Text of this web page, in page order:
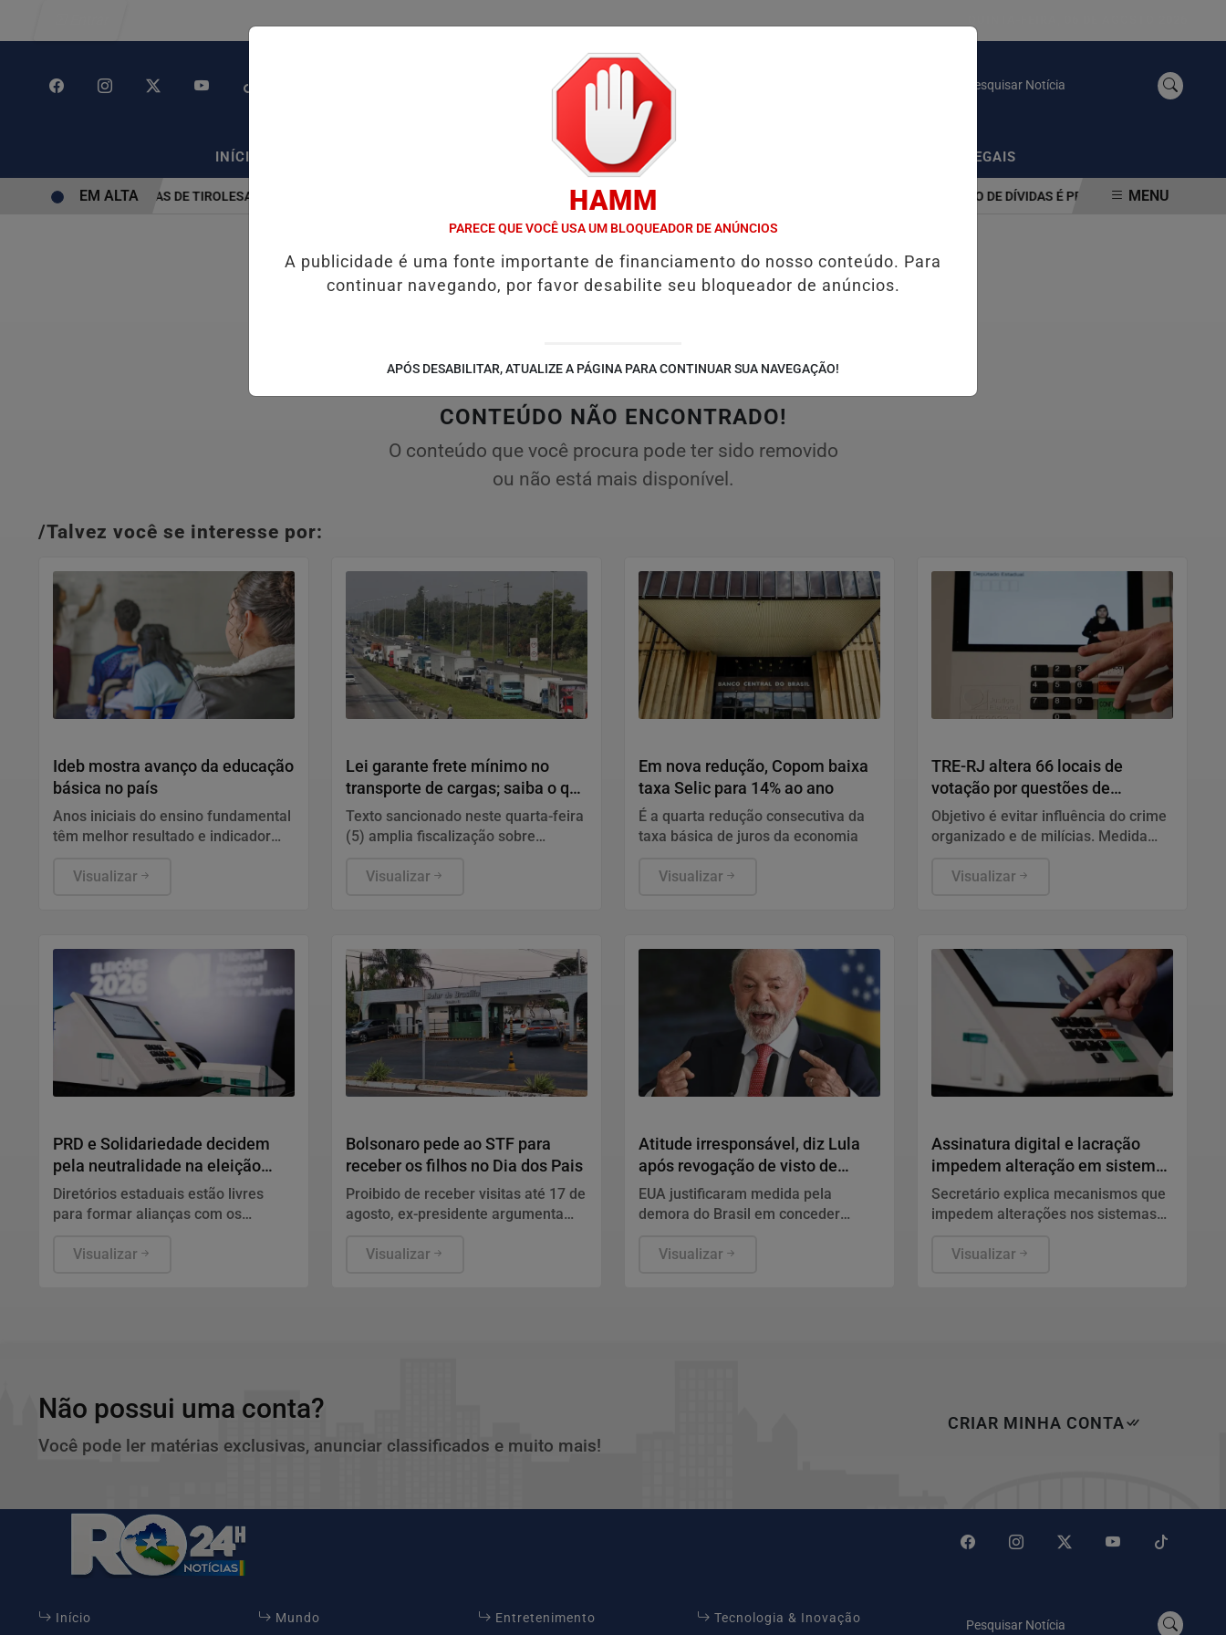
Pesquisar Notícia
INÍCIO / INTERIOR / PUBLICAÇÕES LEGAIS
SUSPENSÃO DE OBRAS DE TIROLESA NO PÃO DE AÇÚCAR PIX PENSÃO ALIMENTÍCIA: ENTENDA O QUE É E COMO SOLICITAR PROGRAMA DE RENEGOCIAÇÃO DE DÍVIDAS É PRORROGADO ATÉ 31 DE
EM ALTA MENU
CONTEÚDO NÃO ENCONTRADO!
O conteúdo que você procura pode ter sido removido
ou não está mais disponível.
/Talvez você se interesse por:
Ideb mostra avanço da educação
básica no país
Anos iniciais do ensino fundamental
têm melhor resultado e indicador
Visualizar
Lei garante frete mínimo no
transporte de cargas; saiba o que
muda
Texto sancionado neste quarta-feira
(5) amplia fiscalização sobre
Visualizar
Em nova redução, Copom baixa
taxa Selic para 14% ao ano
É a quarta redução consecutiva da
taxa básica de juros da economia
Visualizar
TRE-RJ altera 66 locais de
votação por questões de
segurança
Objetivo é evitar influência do crime
organizado e de milícias. Medida
de 20 das 92 cidades fluminenses.
Visualizar
PRD e Solidariedade decidem
pela neutralidade na eleição
presidencial
Diretórios estaduais estão livres
para formar alianças com os
Visualizar
Bolsonaro pede ao STF para
receber os filhos no Dia dos Pais
Proibido de receber visitas até 17 de
agosto, ex-presidente argumenta
humanitário.
Visualizar
Atitude irresponsável, diz Lula
após revogação de visto de
embaixadora
EUA justificaram medida pela
demora do Brasil em conceder
para assumir embaixada no Brasil.
Visualizar
Assinatura digital e lacração
impedem alteração em sistemas
eleitorais
Secretário explica mecanismos que
impedem alterações nos sistemas
realizadas antes e durante o pleito.
Visualizar
Não possui uma conta?
Você pode ler matérias exclusivas, anunciar classificados e muito mais!
CRIAR MINHA CONTA
Início Mundo Entretenimento Tecnologia & Inovação
HAMM
PARECE QUE VOCÊ USA UM BLOQUEADOR DE ANÚNCIOS
A publicidade é uma fonte importante de financiamento do nosso conteúdo. Para
continuar navegando, por favor desabilite seu bloqueador de anúncios.
APÓS DESABILITAR, ATUALIZE A PÁGINA PARA CONTINUAR SUA NAVEGAÇÃO!